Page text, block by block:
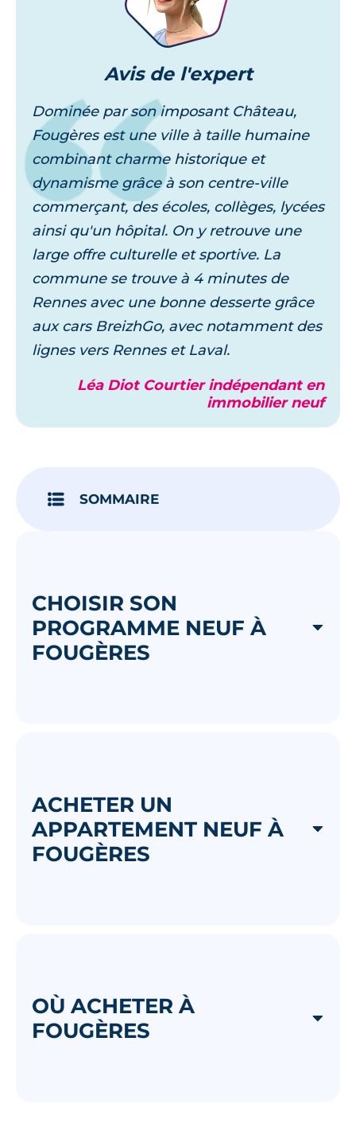
Avisde l'expert
Dominée par son imposant Château,
Fougères est une ville à taille humaine
combinant charme historique et
dynamisme grâce à son centre-ville
commerçant, des écoles, collèges, lycées
ainsi qu'un hôpital. On y retrouve une
large offre culturelle et sportive. La
commune se trouve à 4 minutes de
Rennes avec une bonne desserte grâce
aux cars BreizhGo, avec notamment des
lignes vers Rennes et Laval.
Léa Diot Courtier indépendant en
immobilier neuf
SOMMAIRE
CHOISIR SON
PROGRAMME NEUF À
FOUGÈRES
ACHETER UN
APPARTEMENT NEUF À
FOUGÈRES
OÙ ACHETER À
FOUGÈRES